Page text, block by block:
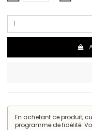
En achetant ce produit,
programme de fidélité.